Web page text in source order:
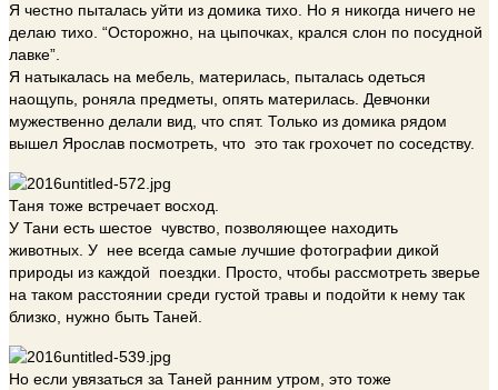
Я честно пыталась уйти из домика тихо. Но я никогда ничего не
делаю тихо. “Осторожно, на цыпочках, крался слон по посудной
лавке”.
Я натыкалась на мебель, материлась, пыталась одеться
наощупь, роняла предметы, опять материлась. Девчонки
мужественно делали вид, что спят. Только из домика рядом
вышел Ярослав посмотреть, что это так грохочет по соседству.
Таня тоже встречает восход.
У Тани есть шестое чувство, позволяющее находить
животных. У нее всегда самые лучшие фотографии дикой
природы из каждой поездки. Просто, чтобы рассмотреть зверье
на таком расстоянии среди густой травы и подойти к нему так
близко, нужно быть Таней.
Но если увязаться за Таней ранним утром, это тоже